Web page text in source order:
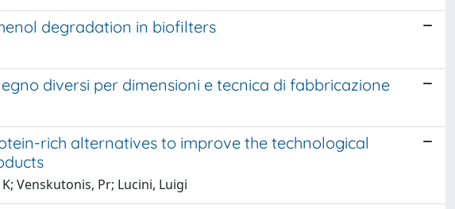
degradation in biofilters
diversi per dimensioni e tecnica di fabbricazione
rich alternatives to improve the technological
Venskutonis, Pr; Lucini, Luigi